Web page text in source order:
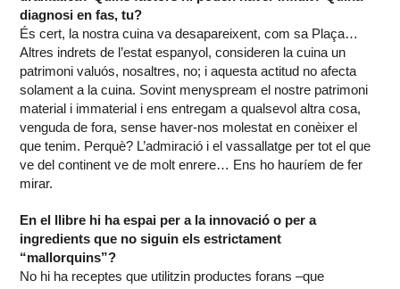
diagnosi en fas, tu?
És cert, la nostra cuina va desapareixent, com sa Plaça…
Altres indrets de l’estat espanyol, consideren la cuina un
patrimoni valuós, nosaltres, no; i aquesta actitud no afecta
solament a la cuina. Sovint menyspream el nostre patrimoni
material i immaterial i ens entregam a qualsevol altra cosa,
venguda de fora, sense haver-nos molestat en conèixer el
que tenim. Perquè? L’admiració i el vassallatge per tot el que
ve del continent ve de molt enrere… Ens ho hauríem de fer
mirar.
En el llibre hi ha espai per a la innovació o per a
ingredients que no siguin els estrictament
“mallorquins”?
No hi ha receptes que utilitzin productes forans –que